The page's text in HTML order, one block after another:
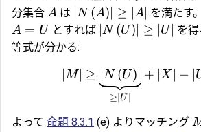
分集合 A は N (A) ≥ ∣A を満たす
A = Uとすれば N (U) ≥ U
を
等式が分かる:
M∣ ≥
≥∣U ∣
N (U) + X −
よって 命題 8.3.1 (e) よりマッチング